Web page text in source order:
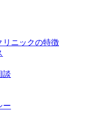
リニックの特徴
談
ー